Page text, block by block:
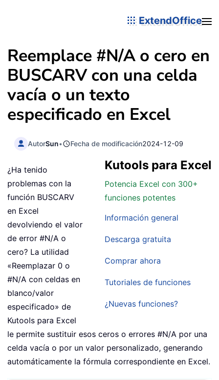
ExtendOffice
Reemplace #N/A o cero en
BUSCARV con una celda
vacía o un texto
especificado en Excel
AutorSun• Fecha de modificación2024-12-09
Kutools para Excel
Potencia Excel con 300+
funciones potentes
Información general
Descarga gratuita
Comprar ahora
Tutoriales de funciones
¿Nuevas funciones?
¿Ha tenido
problemas con la
función BUSCARV
en Excel
devolviendo el valor
de error #N/A o
cero? La utilidad
«Reemplazar 0 o
#N/A con celdas en
blanco/valor
especificado» de
Kutools para Excel
le permite sustituir esos ceros o errores #N/A por una
celda vacía o por un valor personalizado, generando
automáticamente la fórmula correspondiente en Excel.